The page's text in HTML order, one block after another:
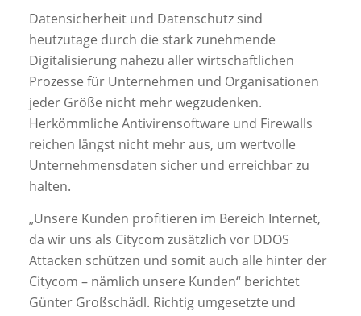
Datensicherheit und Datenschutz sind
heutzutage durch die stark zunehmende
Digitalisierung nahezu aller wirtschaftlichen
Prozesse für Unternehmen und Organisationen
jeder Größe nicht mehr wegzudenken.
Herkömmliche Antivirensoftware und Firewalls
reichen längst nicht mehr aus, um wertvolle
Unternehmensdaten sicher und erreichbar zu
halten.
„Unsere Kunden profitieren im Bereich Internet,
da wir uns als Citycom zusätzlich vor DDOS
Attacken schützen und somit auch alle hinter der
Citycom – nämlich unsere Kunden“berichtet
Günter Großschädl. Richtig umgesetzte und